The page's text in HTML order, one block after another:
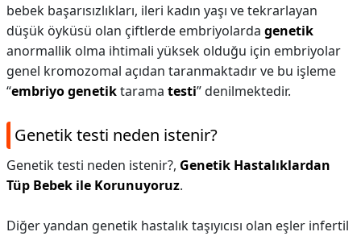
bebek başarısızlıkları, ileri kadın yaşı ve tekrarlayan
düşük öyküsü olan çiftlerde embriyolarda genetik
anormallik olma ihtimali yüksek olduğu için embriyolar
genel kromozomal açıdan taranmaktadır ve bu işleme
“embriyo genetiktarama testi” denilmektedir.
Genetik testi neden istenir?
Genetik testi neden istenir?, Genetik Hastalıklardan
Tüp Bebek ile Korunuyoruz.
Diğer yandan genetik hastalık taşıyıcısı olan eşler infertil